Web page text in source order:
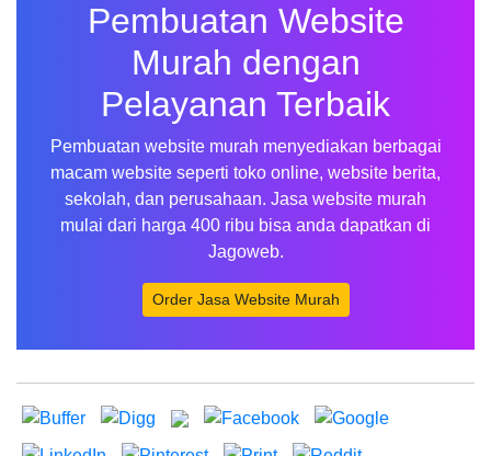
Pembuatan Website
Murah dengan
Pelayanan Terbaik
Pembuatan website murah menyediakan berbagai
macam website seperti toko online, website berita,
sekolah, dan perusahaan. Jasa website murah
mulai dari harga 400 ribu bisa anda dapatkan di
Jagoweb.
Order Jasa Website Murah